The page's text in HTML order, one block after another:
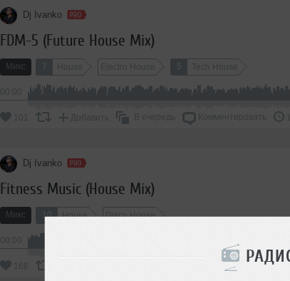
Dj Ivanko
FDM-5 (Future House Mix)
Микс 7 House Electro House 5 Tech House
Добавить В очередь Комментировать
Dj Ivanko
Fitness Music (House Mix)
Микс 10 House Disco House
166 Комментировать